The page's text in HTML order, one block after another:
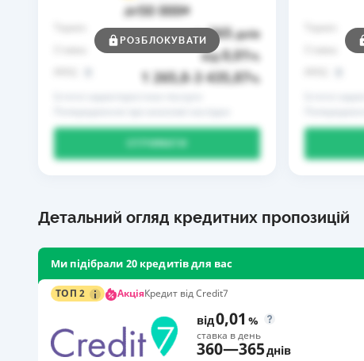
до50 000₴
до 365днів
від0,01%
1 265,8 3 435,87%
РОЗБЛОКУВАТИ
Детальний огляд кредитних пропозицій
Ми підібрали 20 кредитів для вас
ТОП 2 АкціяКредит від Credit7
від0,01 %
ставка в день
360—365днів